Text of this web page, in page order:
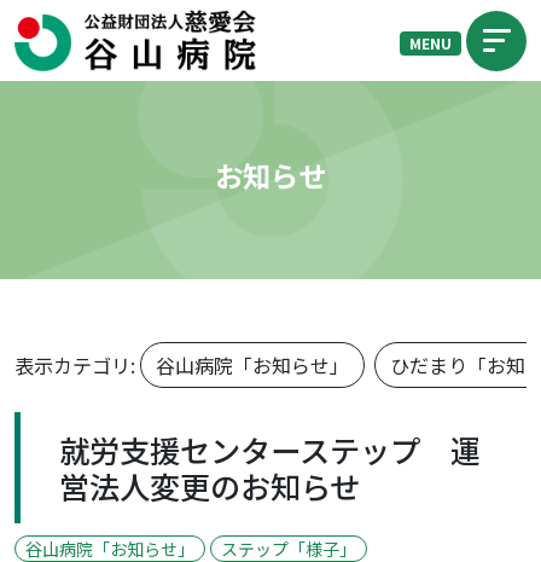
MENU
お知らせ
表示カテゴリ: 谷山病院「お知らせ」 ひだまり「お知
就労支援センターステップ 運
営法人変更のお知らせ
谷山病院「お知らせ」 ステップ「様子」